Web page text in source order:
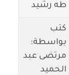
طه رشيد
كتب
بواسطة:
مرتضى عبد
الحميد